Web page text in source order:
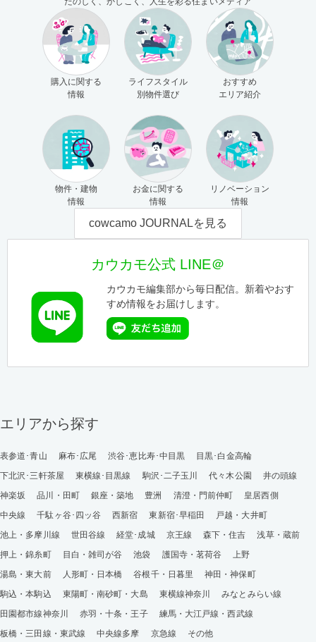
購入に関する
情報
ライフスタイル
別物件選び
おすすめ
エリア紹介
物件・建物
情報
お金に関する
情報
リノベーション
情報
cowcamo JOURNALを見る
カウカモ公式 LINE＠
カウカモ編集部から毎日配信。新着やおす
すめ情報をお届けします。
エリアから探す
表参道･青山 麻布･広尾 渋谷･恵比寿･中目黒
目黒･白金高輪
下北沢･三軒茶屋
東横線･目黒線 駒沢･二子玉川 代々木公園
井の頭線
神楽坂
品川・田町 銀座・築地 豊洲 清澄・門前仲町
皇居西側
中央線
千駄ヶ谷･四ッ谷 西新宿 東新宿･早稲田
戸越・大井町
池上・多摩川線
世田谷線 経堂･成城 京王線 森下・住吉
浅草・蔵前
押上・錦糸町
目白・雑司が谷 池袋 護国寺・茗荷谷
上野
湯島・東大前
人形町・日本橋 谷根千・日暮里
神田・神保町
駒込・本駒込
東陽町・南砂町・大島 東横線神奈川
みなとみらい線
田園都市線神奈川
赤羽・十条・王子
練馬・大江戸線・西武線
板橋・三田線・東武線
中央線多摩 京急線 その他